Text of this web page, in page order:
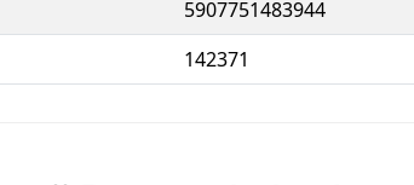
5907751483944
142371